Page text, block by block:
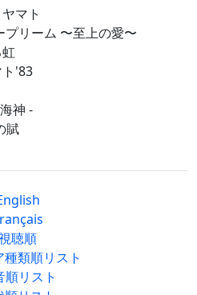
マト
プリーム 〜至上の愛〜
'83
神 -
賦
聴順
種類順リスト
順リスト